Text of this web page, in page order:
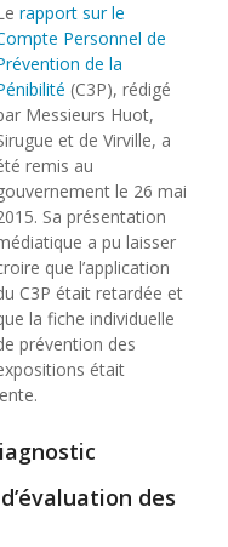
rapport sur le
Personnel de
de la
(C3P), rédigé
Messieurs Huot,
et de Virville, a
remis au
le 26 mai
Sa présentation
a pu laisser
que l’application
C3P était retardée et
la fiche individuelle
prévention des
était
des